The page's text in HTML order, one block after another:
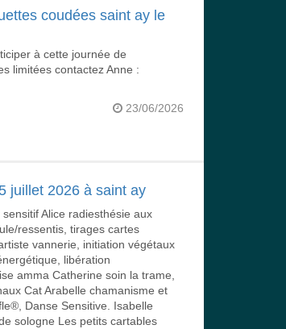
coudées saint ay le
à cette journée de
limitées contactez Anne :
23/06/2026
juillet 2026 à saint ay
Alice radiesthésie aux
ressentis, tirages cartes
vannerie, initiation végétaux
libération
amma Catherine soin la trame,
Cat Arabelle chamanisme et
Danse Sensitive. Isabelle
sologne Les petits cartables